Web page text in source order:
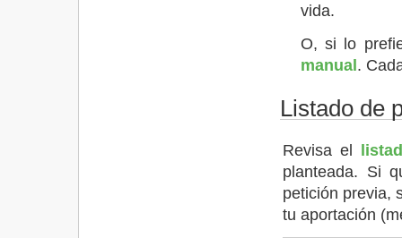
vida.
O, si lo
manual.
Listado de
Revisa el
planteada. Si
petición previa,
tu aportación